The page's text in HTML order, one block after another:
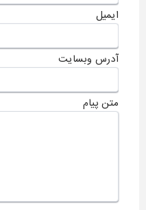
ایمیل
آدرس وبسایت
متن پیام